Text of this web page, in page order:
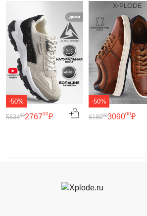
-50%
276700₽
553400
-50%
309000₽
618000